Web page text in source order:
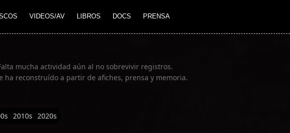
VIDEOS/AV LIBROS DOCS PRENSA
mucha actividad aún al no sobrevivir registros.
ha reconstruído a partir de afiches, prensa y memoria.
2010s 2020s